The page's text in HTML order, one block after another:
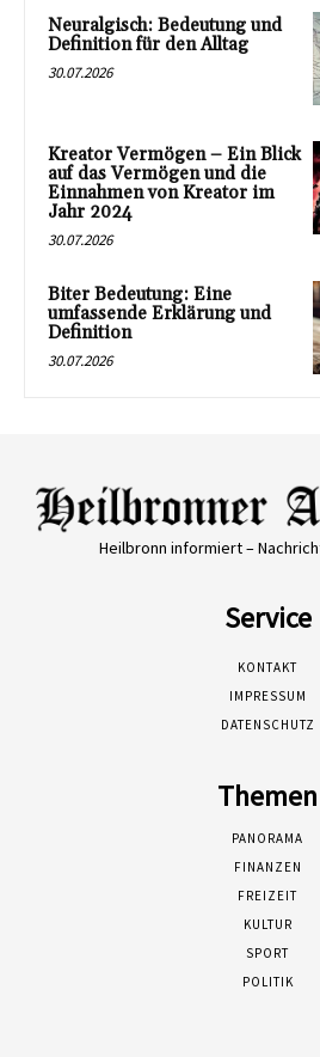
Neuralgisch: Bedeutung und
Definition für den Alltag
30.07.2026
Kreator Vermögen – Ein Blick
auf das Vermögen und die
Einnahmen von Kreator im
Jahr 2024
30.07.2026
Biter Bedeutung: Eine
umfassende Erklärung und
Definition
30.07.2026
Heilbronn informiert –
Service
KONTAKT
IMPRESSUM
DATENSCHUTZ
Themen
PANORAMA
FINANZEN
FREIZEIT
KULTUR
SPORT
POLITIK